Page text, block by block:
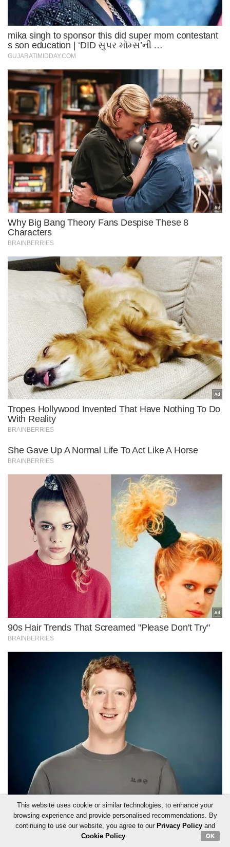
This website uses cookie or similar technologies, to enhance your
browsing experience and provide personalised recommendations. By
continuing to use our website, you agree to our Privacy Policyand
Cookie Policy. OK